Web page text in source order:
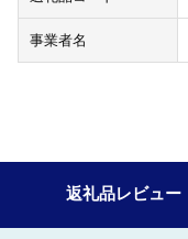
事業者名
返礼品レビュー